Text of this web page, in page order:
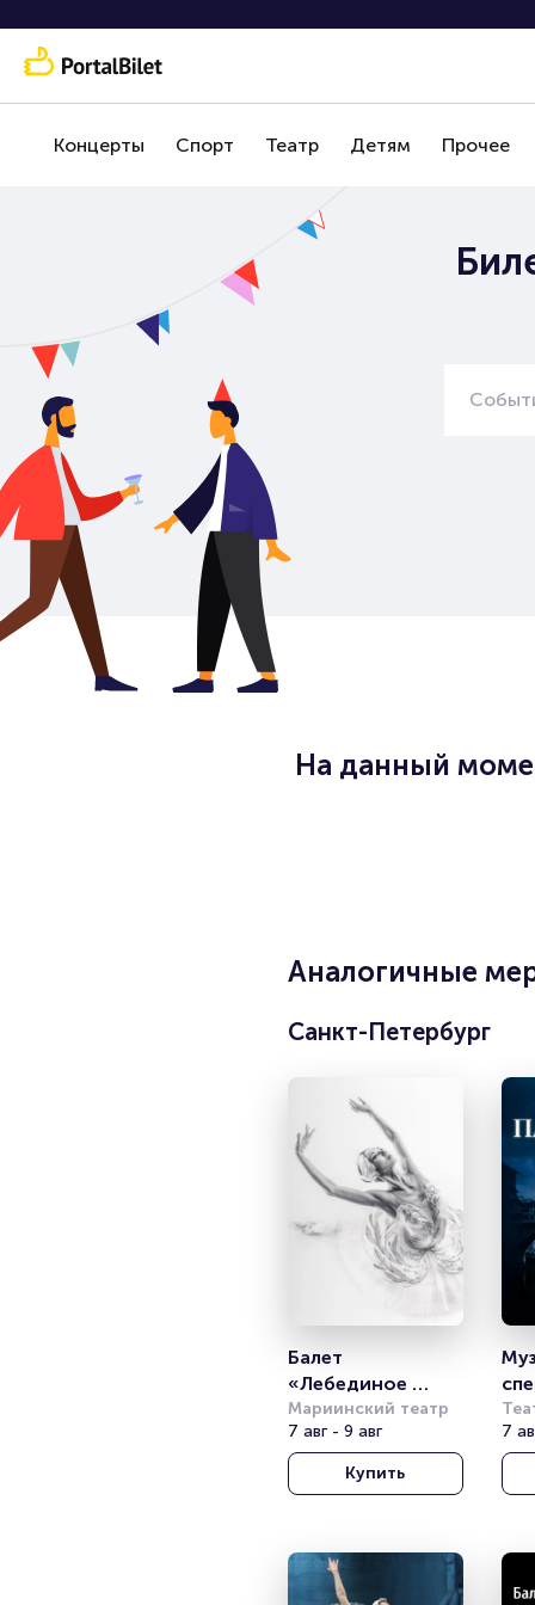
Концерты Спорт Театр Детям Прочее
На данный
Аналогичные
Санкт-Петербург
Балет
«Лебединое
озеро». Балет
театра им.
Леонида
Якобсона
Мариинский театр
7 авг - 9 авг
Купить
7